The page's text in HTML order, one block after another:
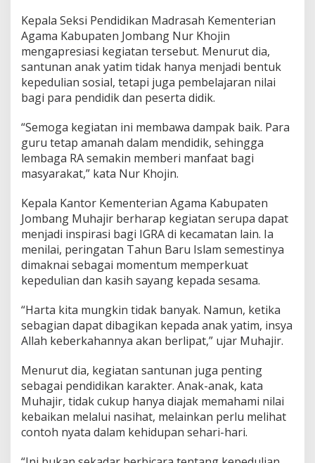
d
a
A
n
a
k
Y
t
i
m
Kepala Seksi Pendidikan Madrasah Kementerian
Agama Kabupaten Jombang Nur Khojin
mengapresiasi kegiatan tersebut. Menurut dia,
santunan anak yatim tidak hanya menjadi bentuk
kepedulian sosial, tetapi juga pembelajaran nilai
bagi para pendidik dan peserta didik.
“Semoga kegiatan ini membawa dampak baik. Para
guru tetap amanah dalam mendidik, sehingga
lembaga RA semakin memberi manfaat bagi
masyarakat,” kata Nur Khojin.
Kepala Kantor Kementerian Agama Kabupaten
Jombang Muhajir berharap kegiatan serupa dapat
menjadi inspirasi bagi IGRA di kecamatan lain. Ia
menilai, peringatan Tahun Baru Islam semestinya
dimaknai sebagai momentum memperkuat
kepedulian dan kasih sayang kepada sesama.
“Harta kita mungkin tidak banyak. Namun, ketika
sebagian dapat dibagikan kepada anak yatim, insya
Allah keberkahannya akan berlipat,” ujar Muhajir.
Menurut dia, kegiatan santunan juga penting
sebagai pendidikan karakter. Anak-anak, kata
Muhajir, tidak cukup hanya diajak memahami nilai
kebaikan melalui nasihat, melainkan perlu melihat
contoh nyata dalam kehidupan sehari-hari.